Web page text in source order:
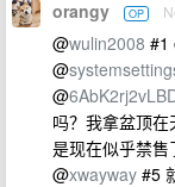
orangy OP
@wulin2008 #1
@
@
吗？我拿盆顶
是现在似乎禁
@xwayway #5